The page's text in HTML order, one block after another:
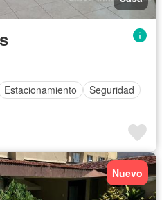
Estacionamiento
Seguridad
Nuevo